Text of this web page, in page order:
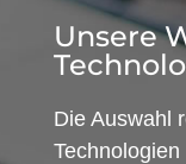
Unsere
Die Auswahl